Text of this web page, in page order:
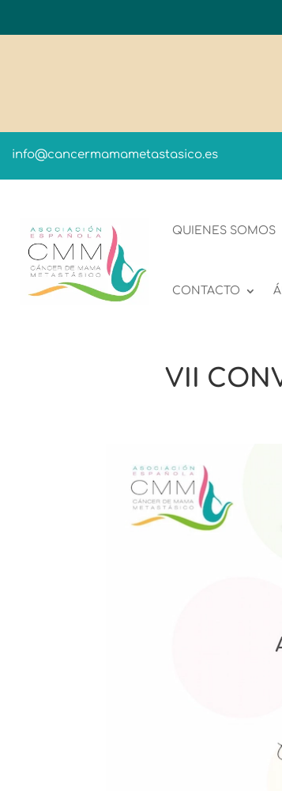
info@cancermamametastasico.es
QUIENES SOMOS
CONTACTO
VII